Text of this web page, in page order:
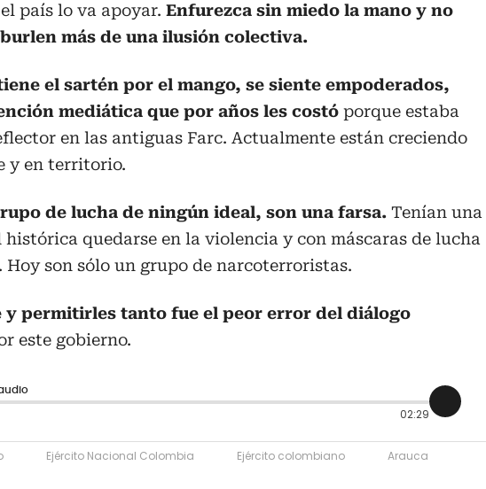
país lo va apoyar. Enfurezca sin miedo la mano y no
más de una ilusión colectiva.
el sartén por el mango, se siente empoderados,
mediática que por años les costó porque estaba
en las antiguas Farc. Actualmente están creciendo
y en territorio.
de lucha de ningún ideal, son una farsa. Tenían una
quedarse en la violencia y con máscaras de lucha
Hoy son sólo un grupo de narcoterroristas.
y permitirles tanto fue el peor error del diálogo
este gobierno.
02:29
Ejército Nacional Colombia Ejército colombiano
Arauca